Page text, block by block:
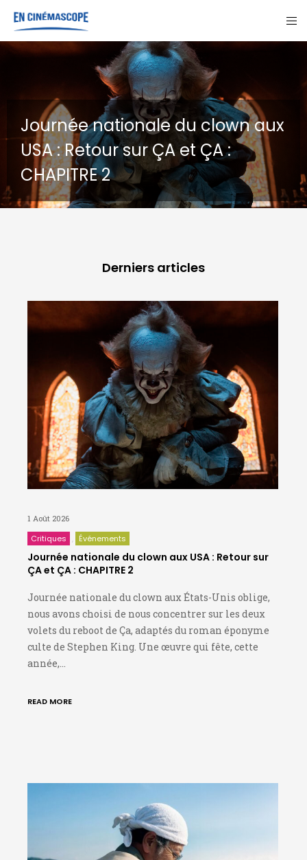
Journée nationale du clown aux
USA : Retour sur ÇA et ÇA :
CHAPITRE 2
Derniers articles
1 Août 2026
Critiques Événements
Journée nationale du clown aux USA : Retour sur
ÇA et ÇA : CHAPITRE 2
Journée nationale du clown aux États-Unis oblige,
nous avons choisi de nous concentrer sur les deux
volets du reboot de Ça, adaptés du roman éponyme
culte de Stephen King. Une œuvre qui fête, cette
année,…
READ MORE